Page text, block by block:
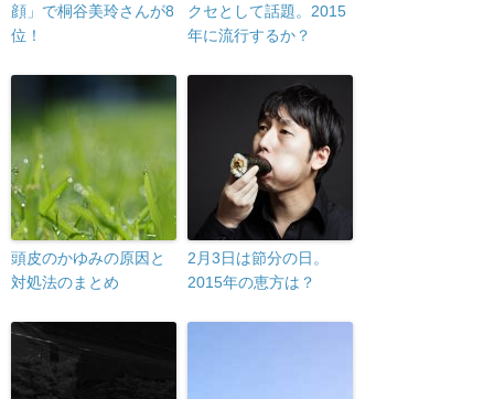
顔」で桐谷美玲さんが8
位！
クセとして話題。2015
年に流行するか？
頭皮のかゆみの原因と
対処法のまとめ
2月3日は節分の日。
2015年の恵方は？